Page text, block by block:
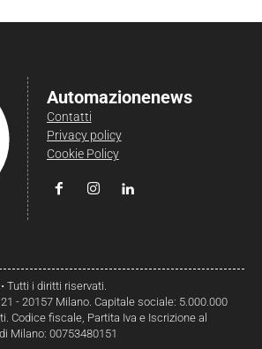
Automazionenews
Contatti
Privacy policy
Cookie Policy
Tutti i diritti riservati.
- 20157 Milano. Capitale sociale: 5.000.000
Codice fiscale, Partita Iva e Iscrizione al
Milano: 00753480151